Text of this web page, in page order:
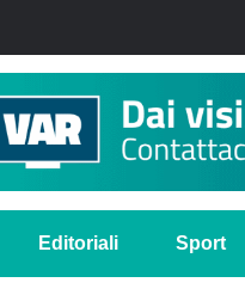
Editoriali Sport